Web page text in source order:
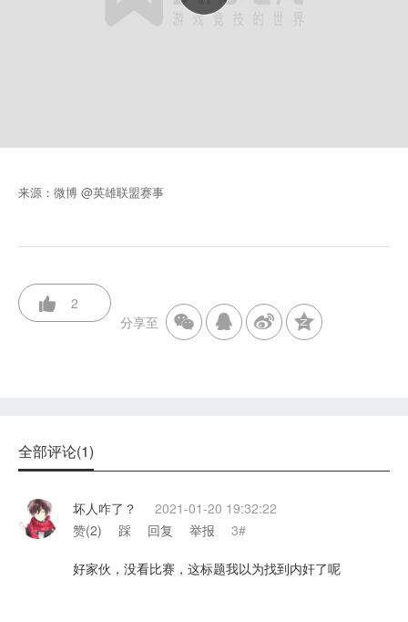
来源：微博 @英雄联盟赛事
2
分享至
全部评论(1)
坏人咋了？
2021-01-20 19:32:22
赞(2) 踩 回复 举报 3#
好家伙，没看比赛，这标题我以为找到内奸了呢